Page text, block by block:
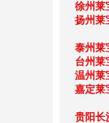
徐州莱
扬州莱
泰州莱
台州莱
温州莱
嘉定莱
贵阳长